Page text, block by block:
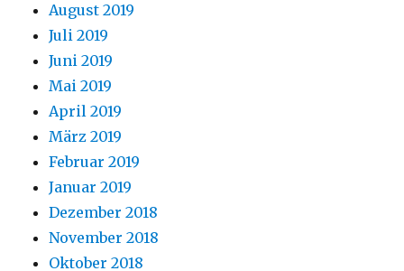
August 2019
Juli 2019
Juni 2019
Mai 2019
April 2019
März 2019
Februar 2019
Januar 2019
Dezember 2018
November 2018
Oktober 2018